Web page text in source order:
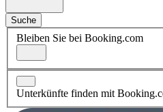
Suche
Bleiben Sie bei Booking.com
Unterkünfte finden mit